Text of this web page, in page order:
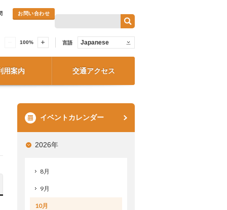
お問い合わせ
100% 言語 Japanese
用案内 交通アクセス
イベントカレンダー
2026年
8月
9月
10月